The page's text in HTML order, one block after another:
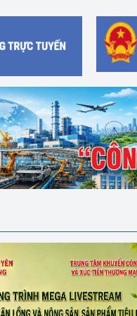
Khoa học, công
Thông báo
Bảo vệ môi trường
Bảo vệ nền tảng tư
Doanh nghiệp -
Thị trường trong
Ngành Công